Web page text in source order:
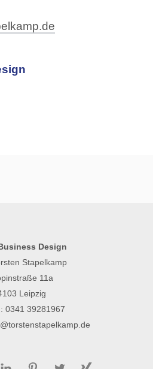
Design
Stapelkamp
11a
Leipzig
0341 39281967
LinkedInPinterestTwitterXing